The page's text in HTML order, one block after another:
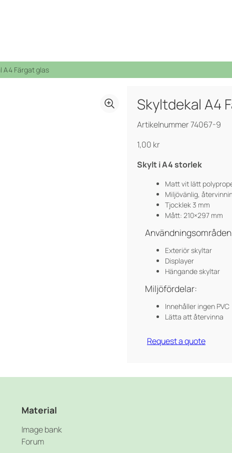
Bio Select matavfall
Underjordsbehållare UWS
PWS stöttar Team Rynkeby
Spontanansökan
Cirkulär strategi
Från avfall till resurs
A4 Färgat glas
Skyltdekal A4
Artikelnummer 74067-9
1,00 kr
Skylt i A4 storlek
Matt vit lätt
Miljövänlig,
Tjocklek 3 mm
Mått: 210×297 mm
Exteriör skyltar
Displayer
Hängande skyltar
Miljöfördelar:
Innehåller ingen PVC
Lätta att återvinna
Request a quote
Material
Image bank
Forum